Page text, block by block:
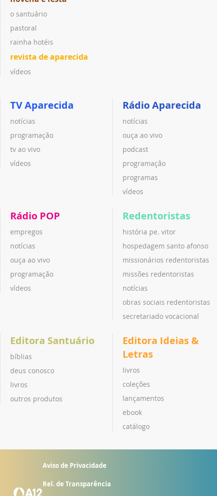
o santuário
pastoral
rainha hotéis
revista de aparecida
vídeos
TV Aparecida
notícias
programação
tv ao vivo
vídeos
Rádio Aparecida
notícias
ouça ao vivo
podcast
programação
programas
vídeos
Rádio POP
empregos
notícias
ouça ao vivo
programação
vídeos
Redentoristas
história pe. vitor
hospedagem santo afonso
missionários redentoristas
missões redentoristas
notícias
obras sociais redentoristas
secretariado vocacional
Editora Santuário
bíblias
deus conosco
livros
outros produtos
Editora Ideias &
Letras
livros
coleções
lançamentos
ebook
catálogo
Aviso de Privacidade
Rel. de Transparência